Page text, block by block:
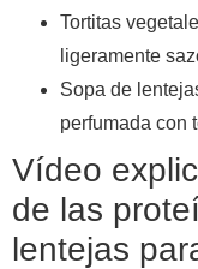
Tortitas
ligeramente
Sopa de
perfumada con
Vídeo
de las
lentejas